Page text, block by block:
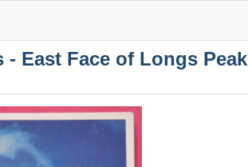
East Face of Longs Peak